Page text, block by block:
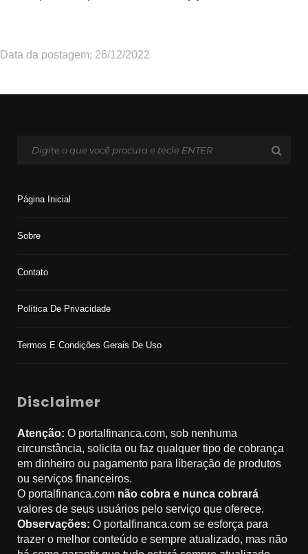
Data da postagem: 26/12/2022
Página Inicial
Sobre
Contato
Política De Privacidade
Termos E Condições Gerais De Uso
Disclaimer
Atenção: O portalfinanca.com, sob nenhuma
circunstância, solicita ou faz qualquer tipo de cobrança
em dinheiro ou pagamento para liberação de produtos
ou serviços financeiros.
O portalfinanca.com não cobra e nunca cobrará
valores de seus usuários pelo serviço que oferece.
Observações: O portalfinanca.com se esforça para
trazer o melhor conteúdo e sempre atualizado, mas não